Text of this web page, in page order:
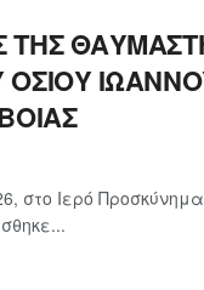
ΤΗΣ
στο Ιερό